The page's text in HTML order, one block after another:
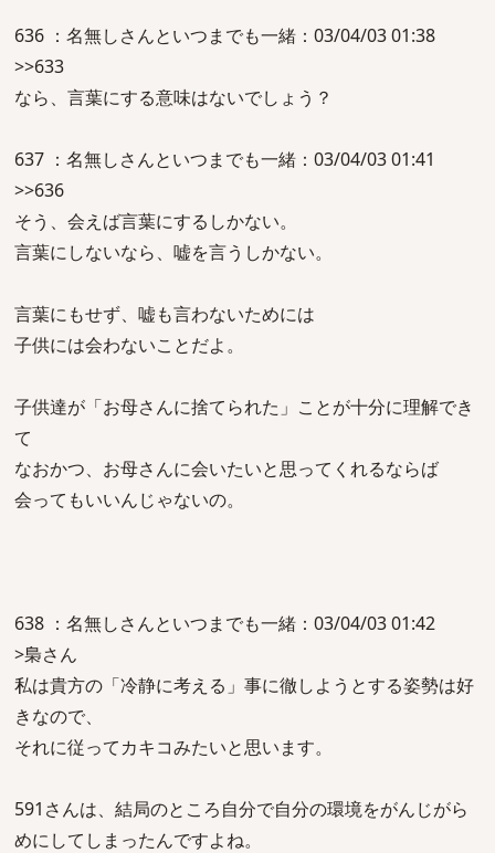
636 ：名無しさんといつまでも一緒：03/04/03 01:38
>>633
なら、言葉にする意味はないでしょう？
637 ：名無しさんといつまでも一緒：03/04/03 01:41
>>636
そう、会えば言葉にするしかない。
言葉にしないなら、嘘を言うしかない。
言葉にもせず、嘘も言わないためには
子供には会わないことだよ。
子供達が「お母さんに捨てられた」ことが十分に理解でき
て
なおかつ、お母さんに会いたいと思ってくれるならば
会ってもいいんじゃないの。
638 ：名無しさんといつまでも一緒：03/04/03 01:42
>梟さん
私は貴方の「冷静に考える」事に徹しようとする姿勢は好
きなので、
それに従ってカキコみたいと思います。
591さんは、結局のところ自分で自分の環境をがんじがら
めにしてしまったんですよね。